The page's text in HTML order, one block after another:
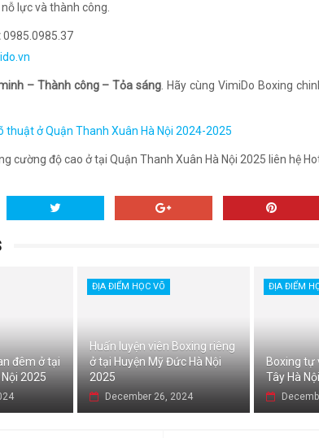
lực và thành công.
0985.0985.37
– Thành công – Tỏa sáng . Hãy cùng VimiDo Boxing
thuật ở Quận Thanh Xuân Hà Nội 2024-2025
cường độ cao ở tại Quận Thanh Xuân Hà Nội 2025 liên hệ
đêm ở tại
2025
ĐỊA ĐIỂM HỌC VÕ
Huấn luyện viên Boxing riêng
ở tại Huyện Mỹ Đức Hà Nội
2025
December 26, 2024
ĐỊA ĐIỂM
Boxing tự
Tây Hà